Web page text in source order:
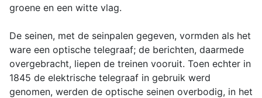
groene en een witte vlag.
De seinen, met de seinpalen gegeven, vormden als het
ware een optische telegraaf; de berichten, daarmede
overgebracht, liepen de treinen vooruit. Toen echter in
1845 de elektrische telegraaf in gebruik werd
genomen, werden de optische seinen overbodig, in het